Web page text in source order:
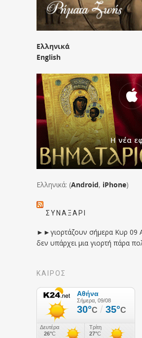
Ελληνικά
English
Ελληνικά: (Android, iPhone)
ΣΥΝΑΞΆΡΙ
►►γιορτάζουν σήμερα Κυρ 09
δεν υπάρχει μια γιορτή πάρα
ΚΑΙΡΟΣ